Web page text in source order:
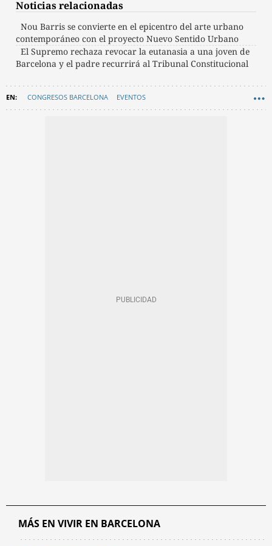
Noticias relacionadas
Nou Barris se convierte en el epicentro del arte urbano
contemporáneo con el proyecto Nuevo Sentido Urbano
El Supremo rechaza revocar la eutanasia a una joven de
Barcelona y el padre recurrirá al Tribunal Constitucional
CONGRESOS BARCELONA EVENTOS
MÁS EN VIVIR EN BARCELONA